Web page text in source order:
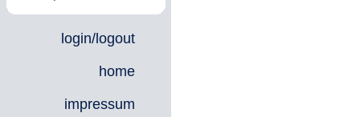
login/logout
home
impressum